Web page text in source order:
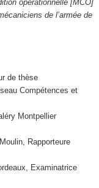
opérationnelle [MCO]
de l’armée de
de thèse
Compétences et
Montpellier
Rapporteure
Examinatrice